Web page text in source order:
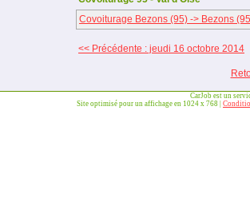
Covoiturage Bezons (95) -> Bezons
<< Précédente : jeudi 16 octobre 2014
CarJob est un
Site optimisé pour un affichage en 1024 x 768 |